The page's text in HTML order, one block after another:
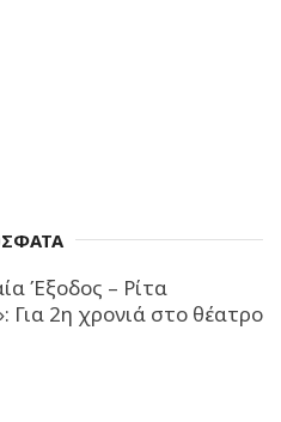
Έξοδος – Ρίτα
Για 2η χρονιά στο θέατρο